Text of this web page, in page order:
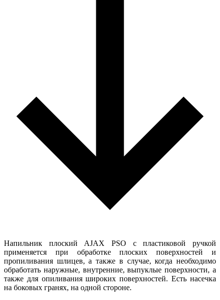
Напильник плоский AJAX PSO с пластиковой ручкой
применяется при обработке плоских поверхностей и
пропиливания шлицев, а также в случае, когда необходимо
обработать наружные, внутренние, выпуклые поверхности, а
также для опиливания широких поверхностей. Есть насечка
на боковых гранях, на одной стороне.